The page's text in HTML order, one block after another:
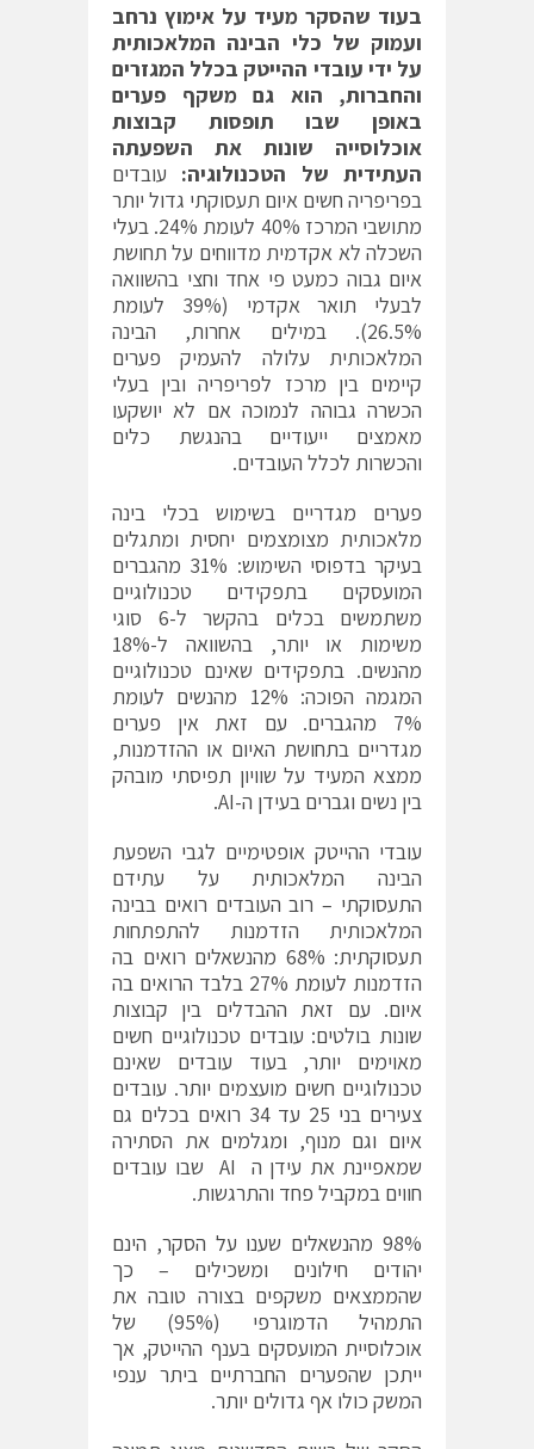
בעוד שהסקר מעיד על אימוץ נרחב
ועמוק של כלי הבינה המלאכותית
על ידי עובדי ההייטק בכלל המגזרים
והחברות, הוא גם משקף פערים
באופן שבו תופסות קבוצות
אוכלוסייה שונות את השפעתה
העתידית של הטכנולוגיה: עובדים
בפריפריה חשים איום תעסוקתי גדול יותר
מתושבי המרכז 40% לעומת 24%. בעלי
השכלה לא אקדמית מדווחים על תחושת
איום גבוה כמעט פי אחד וחצי בהשוואה
לבעלי תואר אקדמי (39% לעומת
26.5%). במילים אחרות, הבינה
המלאכותית עלולה להעמיק פערים
קיימים בין מרכז לפריפריה ובין בעלי
הכשרה גבוהה לנמוכה אם לא יושקעו
מאמצים ייעודיים בהנגשת כלים
והכשרות לכלל העובדים.
פערים מגדריים בשימוש בכלי בינה
מלאכותית מצומצמים יחסית ומתגלים
בעיקר בדפוסי השימוש: 31% מהגברים
המועסקים בתפקידים טכנולוגיים
משתמשים בכלים בהקשר ל-6 סוגי
משימות או יותר, בהשוואה ל-18%
מהנשים. בתפקידים שאינם טכנולוגיים
המגמה הפוכה: 12% מהנשים לעומת
7% מהגברים. עם זאת אין פערים
מגדריים בתחושת האיום או ההזדמנות,
ממצא המעיד על שוויון תפיסתי מובהק
בין נשים וגברים בעידן ה-AI.
עובדי ההייטק אופטימיים לגבי השפעת
הבינה המלאכותית על עתידם
התעסוקתי – רוב העובדים רואים בבינה
המלאכותית הזדמנות להתפתחות
תעסוקתית: 68% מהנשאלים רואים בה
הזדמנות לעומת 27% בלבד הרואים בה
איום. עם זאת ההבדלים בין קבוצות
שונות בולטים: עובדים טכנולוגיים חשים
מאוימים יותר, בעוד עובדים שאינם
טכנולוגיים חשים מועצמים יותר. עובדים
צעירים בני 25 עד 34 רואים בכלים גם
איום וגם מנוף, ומגלמים את הסתירה
שמאפיינת את עידן ה AI שבו עובדים
חווים במקביל פחד והתרגשות.
98% מהנשאלים שענו על הסקר, הינם
יהודים חילונים ומשכילים – כך
שהממצאים משקפים בצורה טובה את
התמהיל הדמוגרפי (95%) של
אוכלוסיית המועסקים בענף ההייטק, אך
ייתכן שהפערים החברתיים ביתר ענפי
המשק כולו אף גדולים יותר.